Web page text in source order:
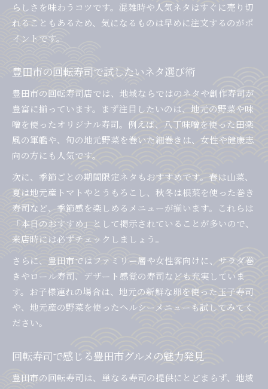
らしさを味わうコツです。混雑時や人気ネタはすぐに売り切
れることもあるため、気になるものは早めに注文するのがポ
イントです。
豊田市の回転寿司で試したいネタ選び術
豊田市の回転寿司店では、地域ならではのネタや創作寿司が
豊富に揃っています。まず注目したいのは、地元の野菜や味
噌を使ったオリジナル寿司。例えば、八丁味噌を使った田楽
風の軍艦や、旬の地元野菜を巻いた細巻きは、女性や健康志
向の方にも人気です。
次に、季節ごとの期間限定ネタもおすすめです。春は山菜、
夏は地元産トマトやとうもろこし、秋冬は根菜を使った巻き
寿司など、季節感を楽しめるメニューが揃います。これらは
「本日のおすすめ」として掲示されていることが多いので、
来店時には必ずチェックしましょう。
さらに、豊田市ではファミリー層や女性客向けに、サラダ巻
きやロール寿司、デザート感覚の寿司なども充実していま
す。お子様連れの場合は、地元の新鮮な卵を使った玉子寿司
や、地元産の野菜を使ったヘルシーメニューも試してみてく
ださい。
回転寿司で感じる豊田市グルメの魅力発見
豊田市の回転寿司は、単なる寿司の提供にとどまらず、地域